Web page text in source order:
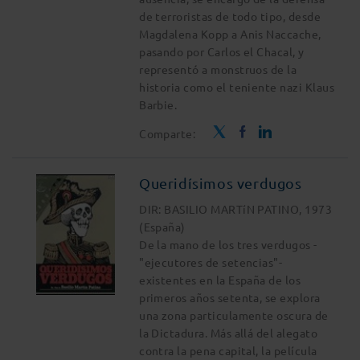
de terroristas de todo tipo, desde
Magdalena Kopp a Anis Naccache,
pasando por Carlos el Chacal, y
representó a monstruos de la
historia como el teniente nazi Klaus
Barbie.
Comparte:
Queridísimos verdugos
DIR: BASILIO MARTíN PATINO, 1973
(España)
De la mano de los tres verdugos -
"ejecutores de setencias"-
existentes en la España de los
primeros años setenta, se explora
una zona particulamente oscura de
la Dictadura. Más allá del alegato
contra la pena capital, la película